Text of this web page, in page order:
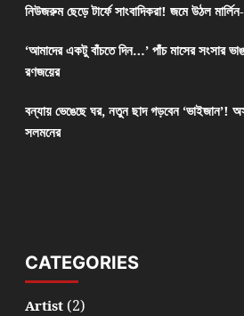
নিউজরুম ছেড়ে টার্ফে সাংবাদিকরা! জমে উঠল
‘আমাদের একটু বাঁচতে দিন…’ পাঁচ মাসের সংসার
রণজয়ের
বন্যায় ভেঙেছে ঘর, নতুন ছাদ গড়বেন ‘ভাইজান’!
সলমনের
CATEGORIES
Artist(2)